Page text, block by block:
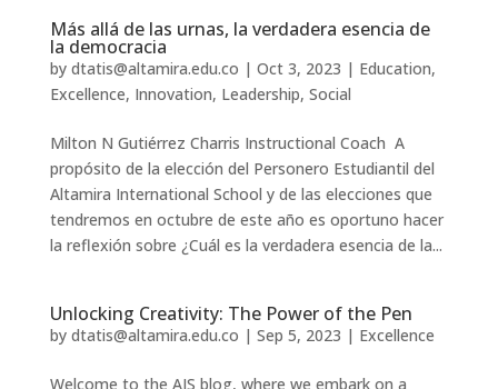
Más allá de las urnas, la verdadera esencia de
la democracia
by dtatis@altamira.edu.co | Oct 3, 2023 | Education,
Excellence, Innovation, Leadership, Social
Milton N Gutiérrez Charris Instructional Coach A
propósito de la elección del Personero Estudiantil del
Altamira International School y de las elecciones que
tendremos en octubre de este año es oportuno hacer
la reflexión sobre ¿Cuál es la verdadera esencia de la...
Unlocking Creativity: The Power of the Pen
by dtatis@altamira.edu.co | Sep 5, 2023 | Excellence
Welcome to the AIS blog, where we embark on a